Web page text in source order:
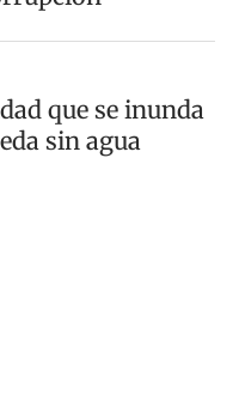
que se inunda
sin agua